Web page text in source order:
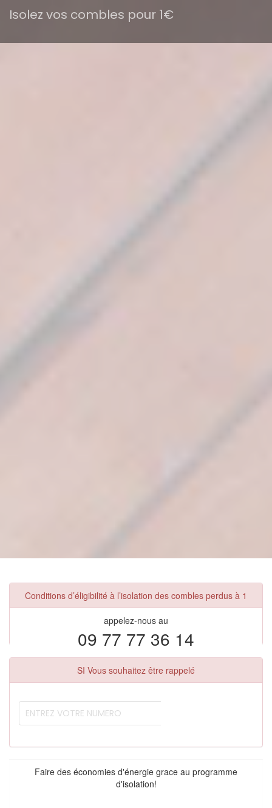
Isolez vos combles pour 1€
Conditions d’éligibilité à l’isolation des combles perdus à 1
appelez-nous au
09 77 77 36 14
SI Vous souhaitez être rappelé
Faire des économies d'énergie grace au programme
d'isolation!